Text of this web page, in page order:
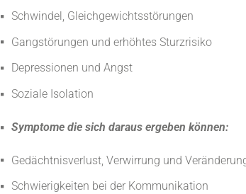
Schwindel, Gleichgewichtsstörungen
Gangstörungen und erhöhtes Sturzrisiko
Depressionen und Angst
Soziale Isolation
Symptome die sich daraus ergeben können:
Gedächtnisverlust, Verwirrung und
Schwierigkeiten bei der Kommunikation